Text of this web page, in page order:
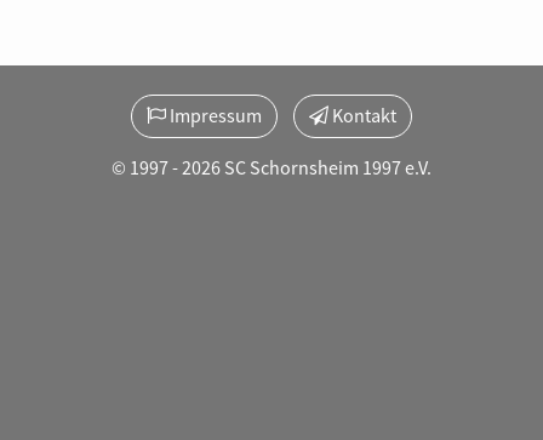
Impressum Kontakt
© 1997 - 2026 SC Schornsheim 1997 e.V.